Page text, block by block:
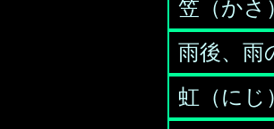
笠（かさ
雨後、雨
虹（にじ